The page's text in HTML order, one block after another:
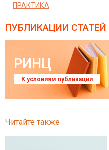
ПРАКТИКА
ПУБЛИКАЦИИ СТАТЕЙ
РИНЦ
К условиям публикации
Читайте также